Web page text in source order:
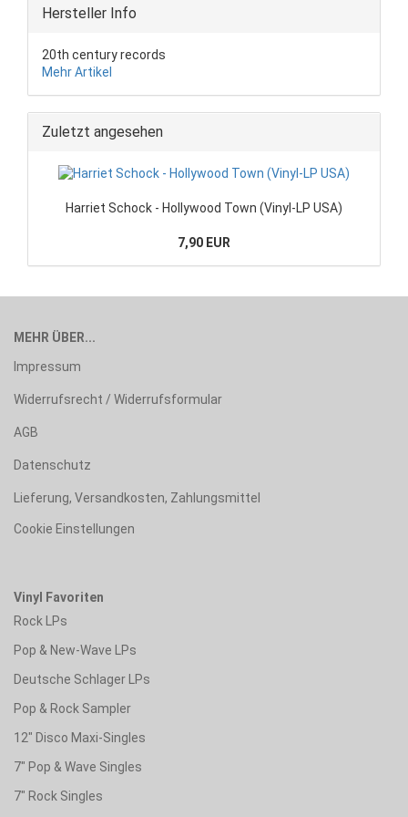
Hersteller Info
20th century records
Mehr Artikel
Zuletzt angesehen
Harriet Schock - Hollywood Town (Vinyl-LP USA)
7,90 EUR
MEHR ÜBER...
Impressum
Widerrufsrecht / Widerrufsformular
AGB
Datenschutz
Lieferung, Versandkosten, Zahlungsmittel
Cookie Einstellungen
Vinyl Favoriten
Rock LPs
Pop & New-Wave LPs
Deutsche Schlager LPs
Pop & Rock Sampler
12" Disco Maxi-Singles
7" Pop & Wave Singles
7" Rock Singles